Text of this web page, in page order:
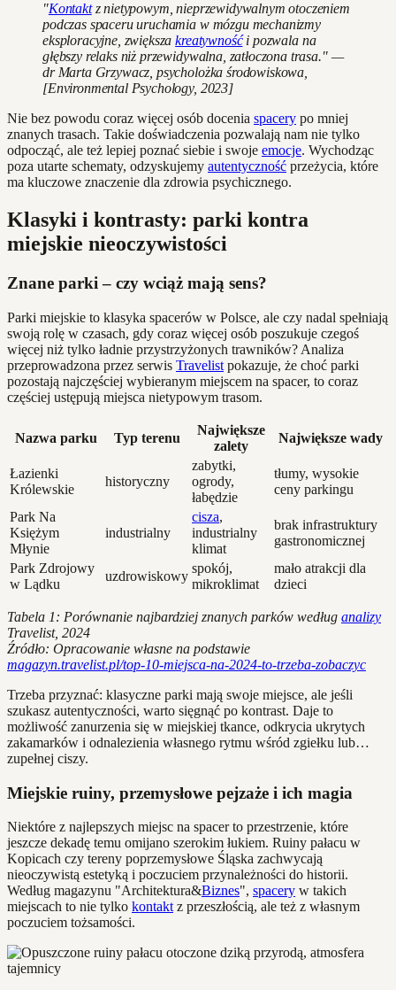
"Kontaktz nietypowym, nieprzewidywalnym otoczeniem
podczas spaceru uruchamia w mózgu mechanizmy
eksploracyjne, zwiększakreatywnośći pozwala na
głębszy relaks niż przewidywalna, zatłoczona trasa." —
dr Marta Grzywacz, psycholożka środowiskowa,
[Environmental Psychology, 2023]
Nie bez powodu coraz więcej osób docenia spacery po mniej
znanych trasach. Takie doświadczenia pozwalają nam nie tylko
odpocząć, ale też lepiej poznać siebie i swoje emocje. Wychodząc
poza utarte schematy, odzyskujemy autentyczność przeżycia, które
ma kluczowe znaczenie dla zdrowia psychicznego.
Klasyki i kontrasty: parki kontra
miejskie nieoczywistości
Znane parki – czy wciąż mają sens?
Parki miejskie to klasyka spacerów w Polsce, ale czy nadal spełniają
swoją rolę w czasach, gdy coraz więcej osób poszukuje czegoś
więcej niż tylko ładnie przystrzyżonych trawników? Analiza
przeprowadzona przez serwis Travelist pokazuje, że choć parki
pozostają najczęściej wybieranym miejscem na spacer, to coraz
częściej ustępują miejsca nietypowym trasom.
Nazwa parku Typ terenu
Największe
zalety
Największe wady
Łazienki
Królewskie
historyczny
zabytki,
ogrody,
łabędzie
tłumy, wysokie
ceny parkingu
Park Na
Księżym
Młynie
industrialny
cisza,
industrialny
klimat
brak infrastruktury
gastronomicznej
Park Zdrojowy
w Lądku
uzdrowiskowy
spokój,
mikroklimat
mało atrakcji dla
dzieci
Tabela 1: Porównanie najbardziej znanych parków według analizy
Travelist, 2024
Źródło: Opracowanie własne na podstawie
magazyn.travelist.pl/top-10-miejsca-na-2024-to-trzeba-zobaczyc
Trzeba przyznać: klasyczne parki mają swoje miejsce, ale jeśli
szukasz autentyczności, warto sięgnąć po kontrast. Daje to
możliwość zanurzenia się w miejskiej tkance, odkrycia ukrytych
zakamarków i odnalezienia własnego rytmu wśród zgiełku lub…
zupełnej ciszy.
Miejskie ruiny, przemysłowe pejzaże i ich magia
Niektóre z najlepszych miejsc na spacer to przestrzenie, które
jeszcze dekadę temu omijano szerokim łukiem. Ruiny pałacu w
Kopicach czy tereny poprzemysłowe Śląska zachwycają
nieoczywistą estetyką i poczuciem przynależności do historii.
Według magazynu "Architektura&Biznes", spacery w takich
miejscach to nie tylko kontakt z przeszłością, ale też z własnym
poczuciem tożsamości.